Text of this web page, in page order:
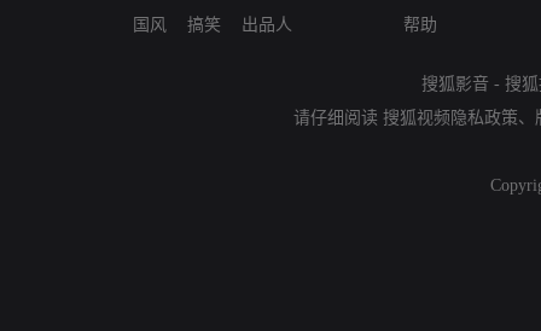
国风
搞笑
出品人
帮助
搜狐影音 - 搜
请仔细阅读 搜狐视频隐私政策、